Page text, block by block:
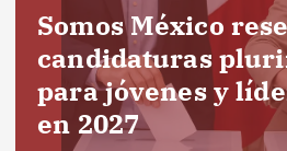
Somos México
candidaturas
para jóvenes y
en 2027